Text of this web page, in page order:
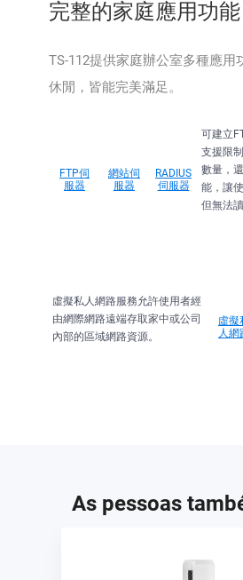
完整的家庭應用功能
TS-112提供家庭辦公室多種應用
休閒，皆能完美滿足。
FTP伺
服器
網站伺
服器
RADIUS
伺服器
可建立
支援限
數量，
能，讓
但無法
虛擬私人網路服務允許使用者經
由網際網路遠端存取家中或公司
內部的區域網路資源。
虛擬
人網
As pessoas